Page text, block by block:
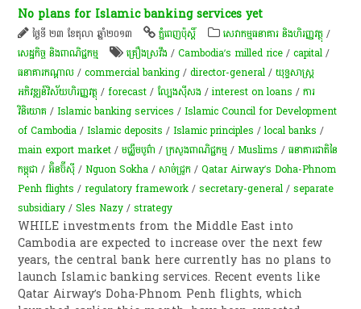
No plans for Islamic banking services yet
ថ្ងៃទី ២៣ ខែតុលា ឆ្នាំ២០១៣ ភ្នំពេញប៉ុស្តិ៍ សេវាកម្មធនាគារ និងហិរញ្ញវត្ថុ /
សេដ្ឋកិច្ច និងពាណិជ្ជកម្ម
គ្រឿង​ស្រវឹង /Cambodia’s milled rice /capital /
ធនាគារ​កណ្តាល​ /commercial banking /director-general /យុទ្ធសាស្ត្រ​
អភិវឌ្ឍន៍​វិស័យ​ហិរញ្ញវត្ថុ​ /forecast /ល្បែង​ស៊ី​សង /interest on loans /ការ
វិនិយោគ /Islamic banking services /Islamic Council for Development
of Cambodia /Islamic deposits /Islamic principles /local banks /
main export market /ម​ជ្ឈឹ​ម​បូព៌ា /ក្រសួងពាណិជ្ជកម្ម /Muslims /ធនាគារជាតិនៃ
កម្ពុជា /អ៊ិនប៊ីស៊ី /Nguon Sokha /សាច់​ជ្រូក /Qatar Airway’s Doha-Phnom
Penh flights /regulatory framework /secretary-general /separate
subsidiary /Sles Nazy /strategy
WHILE investments from the Middle East into
Cambodia are expected to increase over the next few
years, the central bank here currently has no plans to
launch Islamic banking services. Recent events like
Qatar Airway’s Doha-Phnom Penh flights, which